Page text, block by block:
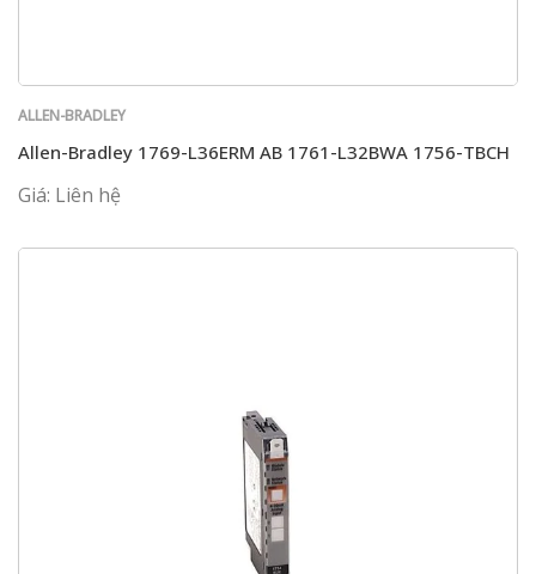
ALLEN-BRADLEY
Allen-Bradley 1769-L36ERM AB 1761-L32BWA 1756-TBCH
Giá: Liên hệ